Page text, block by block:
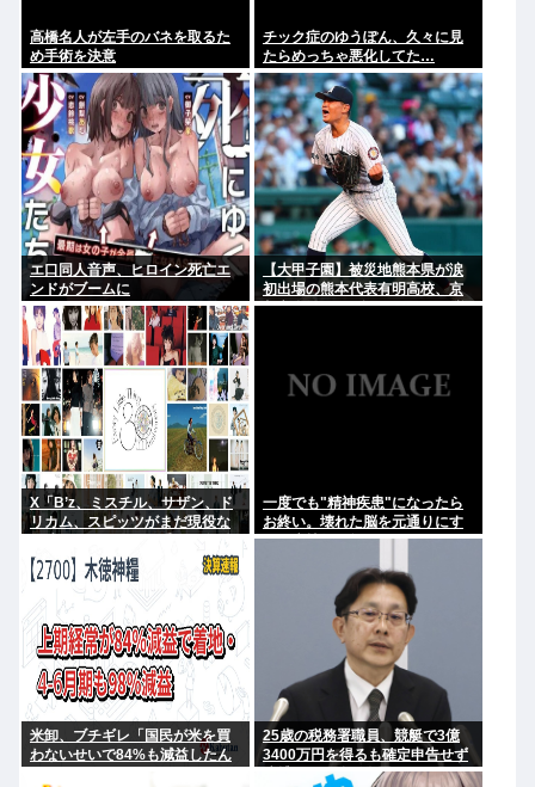
高橋名人が左手のバネを取るた
め手術を決意
チック症のゆうぽん、久々に見
たらめっちゃ悪化してた…
エ口同人音声、ヒロイン死亡エ
ンドがブームに
【大甲子園】被災地熊本県が涙
初出場の熊本代表有明高校、京
都立命館に9回裏2アウトから逆
X「B’z、ミスチル、サザン、ド
リカム、スピッツがまだ現役な
にやれてるだろうか？」
一度でも"精神疾患"になったら
お終い。壊れた脳を元通りにす
る医療技術は無い。
米卸、ブチギレ「国民が米を買
わないせいで84%も減益したん
25歳の税務署職員、競艇で3億
3400万円を得るも確定申告せず
逮捕。その他の余罪も